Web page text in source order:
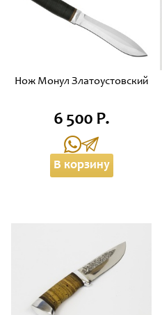
Нож Монул Златоустовский
6 500 Р.
В корзину